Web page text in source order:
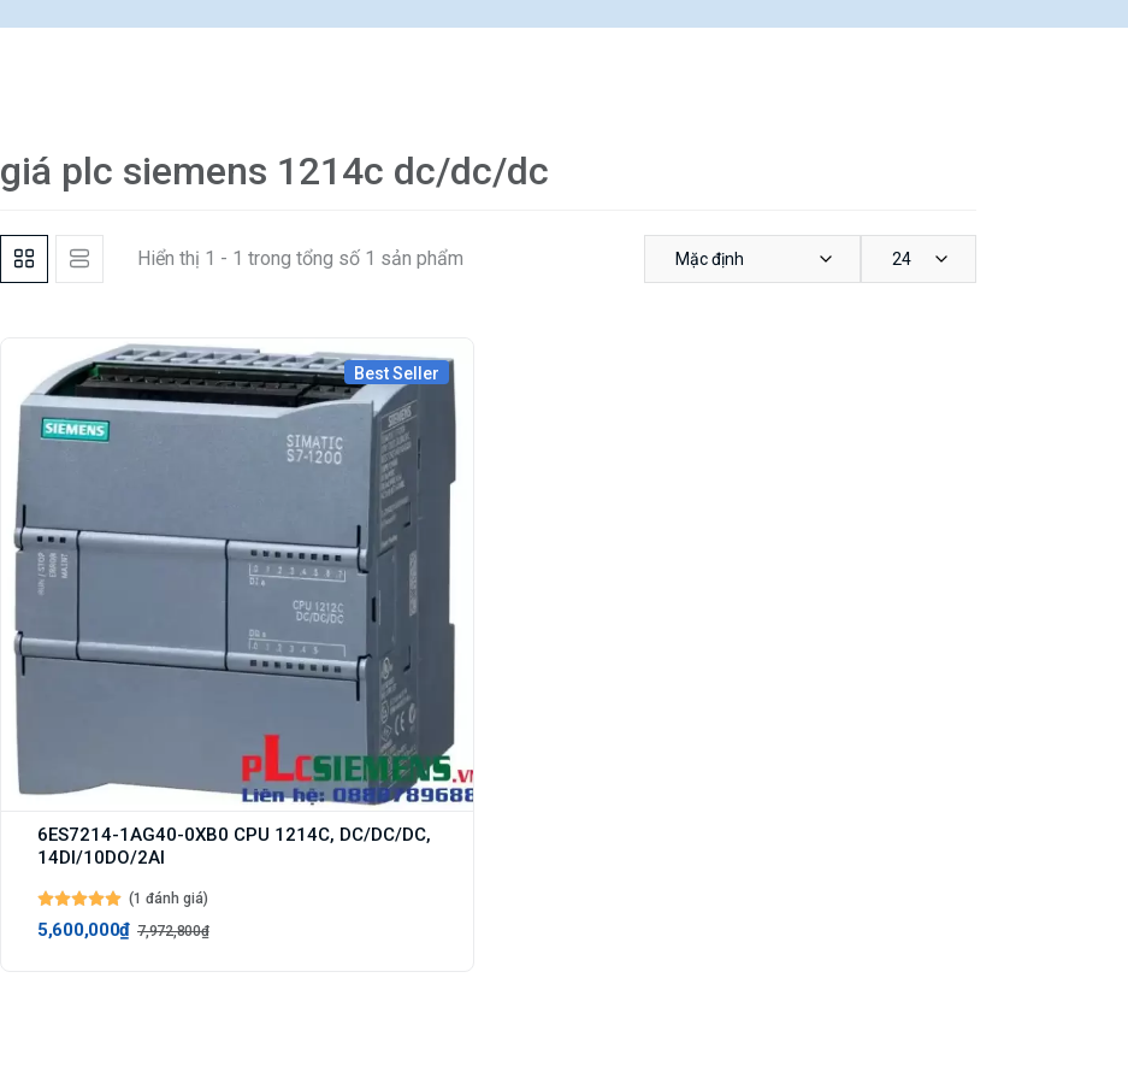
giá plc siemens 1214c dc/dc/dc
Hiển thị 1 - 1 trong tổng số 1 sản phẩm Mặc định 24
Best Seller
6ES7214-1AG40-0XB0 CPU 1214C, DC/DC/DC,
14DI/10DO/2AI
(1 đánh giá)
5,600,000₫ 7,972,800₫